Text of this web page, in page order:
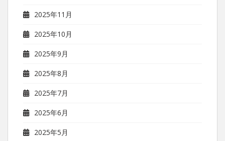
2025年11月
2025年10月
2025年9月
2025年8月
2025年7月
2025年6月
2025年5月